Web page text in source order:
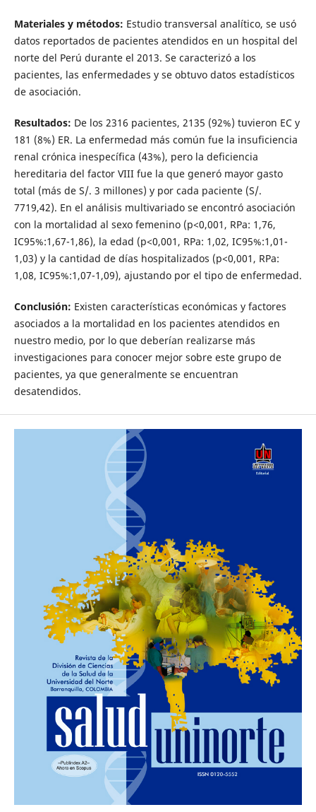
Materiales y métodos: Estudio transversal analítico, se usó
datos reportados de pacientes atendidos en un hospital del
norte del Perú durante el 2013. Se caracterizó a los
pacientes, las enfermedades y se obtuvo datos estadísticos
de asociación.
Resultados: De los 2316 pacientes, 2135 (92%) tuvieron EC y
181 (8%) ER. La enfermedad más común fue la insuficiencia
renal crónica inespecífica (43%), pero la deficiencia
hereditaria del factor VIII fue la que generó mayor gasto
total (más de S/. 3 millones) y por cada paciente (S/.
7719,42). En el análisis multivariado se encontró asociación
con la mortalidad al sexo femenino (p<0,001, RPa: 1,76,
IC95%:1,67-1,86), la edad (p<0,001, RPa: 1,02, IC95%:1,01-
1,03) y la cantidad de días hospitalizados (p<0,001, RPa:
1,08, IC95%:1,07-1,09), ajustando por el tipo de enfermedad.
Conclusión: Existen características económicas y factores
asociados a la mortalidad en los pacientes atendidos en
nuestro medio, por lo que deberían realizarse más
investigaciones para conocer mejor sobre este grupo de
pacientes, ya que generalmente se encuentran
desatendidos.